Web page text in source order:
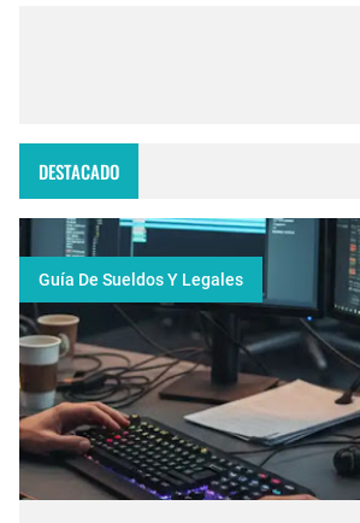
DESTACADO
Guía De Sueldos Y Legales